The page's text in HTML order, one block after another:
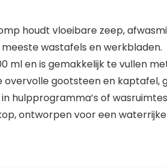
houdt vloeibare zeep,
wastafels en werkbladen.
en is gemakkelijk te vullen
gootsteen en kaptafel,
hulpprogramma’s of
ontworpen voor een